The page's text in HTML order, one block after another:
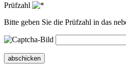
Prüfzahl
Bitte geben Sie die Prüfzahl in das
abschicken